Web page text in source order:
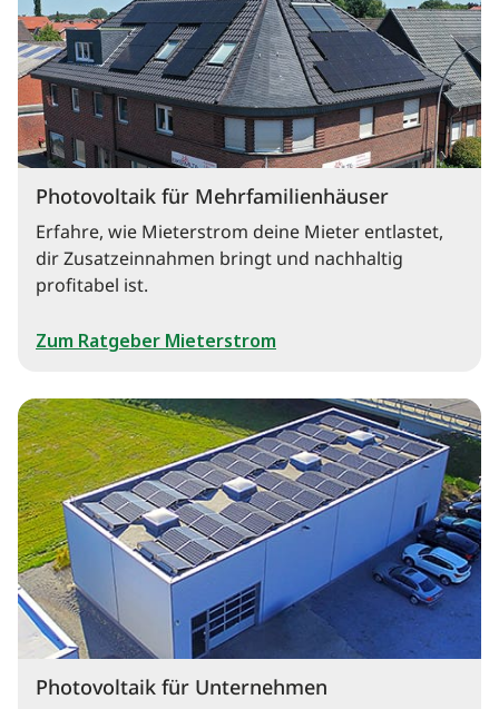
Photovoltaik für Mehrfamilienhäuser
Erfahre, wie Mieterstrom deine Mieter entlastet,
dir Zusatzeinnahmen bringt und nachhaltig
profitabel ist.
Zum Ratgeber Mieterstrom
Photovoltaik für Unternehmen